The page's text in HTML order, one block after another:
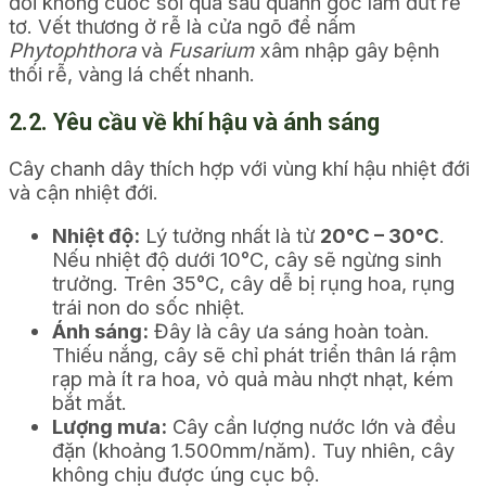
tơ. Vết thương ở rễ là cửa ngõ để nấm
Phytophthoravà Fusariumxâm nhập gây bệnh
thối rễ, vàng lá chết nhanh.
2.2. Yêu cầu về khí hậu và ánh sáng
Cây chanh dây thích hợp với vùng khí hậu nhiệt đới
và cận nhiệt đới.
Nhiệt độ: Lý tưởng nhất là từ 20°C – 30°C.
Nếu nhiệt độ dưới 10°C, cây sẽ ngừng sinh
trưởng. Trên 35°C, cây dễ bị rụng hoa, rụng
trái non do sốc nhiệt.
Ánh sáng: Đây là cây ưa sáng hoàn toàn.
Thiếu nắng, cây sẽ chỉ phát triển thân lá rậm
rạp mà ít ra hoa, vỏ quả màu nhợt nhạt, kém
bắt mắt.
Lượng mưa: Cây cần lượng nước lớn và đều
đặn (khoảng 1.500mm/năm). Tuy nhiên, cây
không chịu được úng cục bộ.